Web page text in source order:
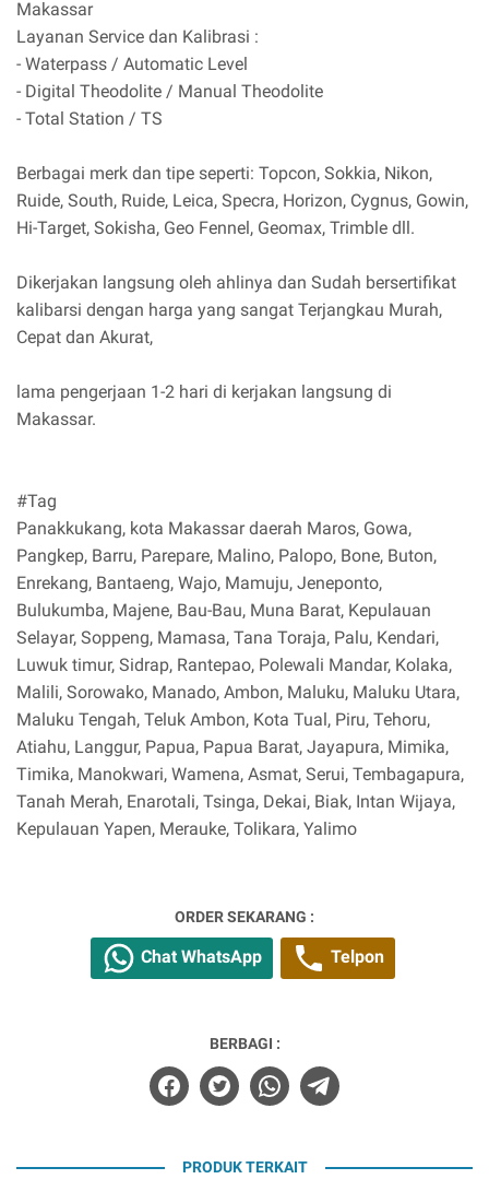
Makassar
Layanan Service dan Kalibrasi :
- Waterpass / Automatic Level
- Digital Theodolite / Manual Theodolite
- Total Station / TS
Berbagai merk dan tipe seperti: Topcon, Sokkia, Nikon,
Ruide, South, Ruide, Leica, Specra, Horizon, Cygnus, Gowin,
Hi-Target, Sokisha, Geo Fennel, Geomax, Trimble dll.
Dikerjakan langsung oleh ahlinya dan Sudah bersertifikat
kalibarsi dengan harga yang sangat Terjangkau Murah,
Cepat dan Akurat,
lama pengerjaan 1-2 hari di kerjakan langsung di
Makassar.
#Tag
Panakkukang, kota Makassar daerah Maros, Gowa,
Pangkep, Barru, Parepare, Malino, Palopo, Bone, Buton,
Enrekang, Bantaeng, Wajo, Mamuju, Jeneponto,
Bulukumba, Majene, Bau-Bau, Muna Barat, Kepulauan
Selayar, Soppeng, Mamasa, Tana Toraja, Palu, Kendari,
Luwuk timur, Sidrap, Rantepao, Polewali Mandar, Kolaka,
Malili, Sorowako, Manado, Ambon, Maluku, Maluku Utara,
Maluku Tengah, Teluk Ambon, Kota Tual, Piru, Tehoru,
Atiahu, Langgur, Papua, Papua Barat, Jayapura, Mimika,
Timika, Manokwari, Wamena, Asmat, Serui, Tembagapura,
Tanah Merah, Enarotali, Tsinga, Dekai, Biak, Intan Wijaya,
Kepulauan Yapen, Merauke, Tolikara, Yalimo
ORDER SEKARANG :
Chat WhatsApp Telpon
BERBAGI :
PRODUK TERKAIT